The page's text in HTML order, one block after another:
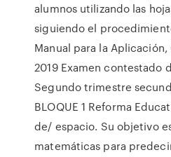
alumnos utilizando las
siguiendo el
Manual para la
2019 Examen contestado
Segundo trimestre
BLOQUE 1 Reforma
de/ espacio. Su objetivo
matemáticas para